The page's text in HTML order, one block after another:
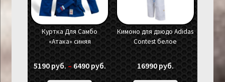
Куртка Для Самбо
«Атака» синяя
5190руб.–6490 руб.
Кимоно для дзюдо Adidas
Contest белое
16990руб.